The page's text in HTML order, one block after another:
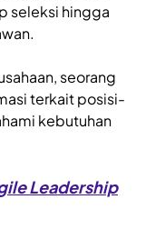
seleksi hingga
seorang
terkait posisi-
kebutuhan
Leadership